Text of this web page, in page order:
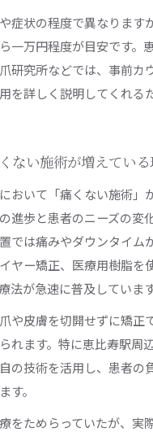
症状の程度で異なります
一万円程度が目安です。
研究所などでは、事前カ
を詳しく説明してくれる
ない施術が増えている
おいて「痛くない施術」
進歩と患者のニーズの変
では痛みやダウンタイム
ヤー矯正、医療用樹脂を
法が急速に普及しています
や皮膚を切開せずに矯正
れます。特に恵比寿駅周
の技術を活用し、患者の
す。
をためらっていたが、実